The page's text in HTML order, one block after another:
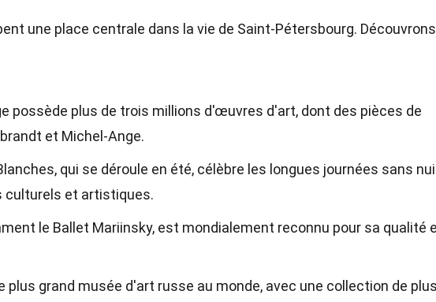
une place centrale dans la vie de Saint-Pétersbourg. Découvrons
possède plus de trois millions d'œuvres d'art, dont des pièces de
et Michel-Ange.
qui se déroule en été, célèbre les longues journées sans
culturels et artistiques.
le Ballet Mariinsky, est mondialement reconnu pour sa qualité
plus grand musée d'art russe au monde, avec une collection de